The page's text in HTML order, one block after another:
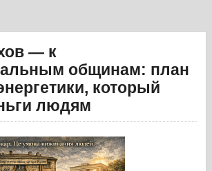
— к
общинам: план
который
людям